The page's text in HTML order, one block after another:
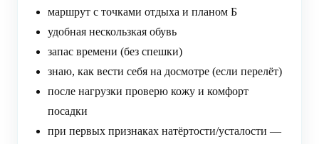
маршрут с точками отдыха и планом Б
удобная нескользкая обувь
запас времени (без спешки)
знаю, как вести себя на досмотре (если перелёт)
после нагрузки проверю кожу и комфорт
посадки
при первых признаках натёртости/усталости —